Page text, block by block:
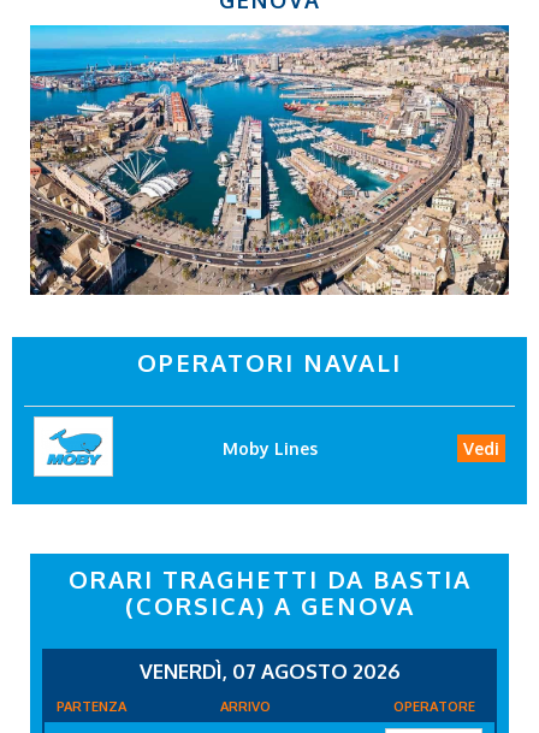
OPERATORI NAVALI
Moby Lines Vedi
ORARI TRAGHETTI DA BASTIA
(CORSICA) A GENOVA
VENERDÌ, 07 AGOSTO 2026
PARTENZA ARRIVO OPERATORE